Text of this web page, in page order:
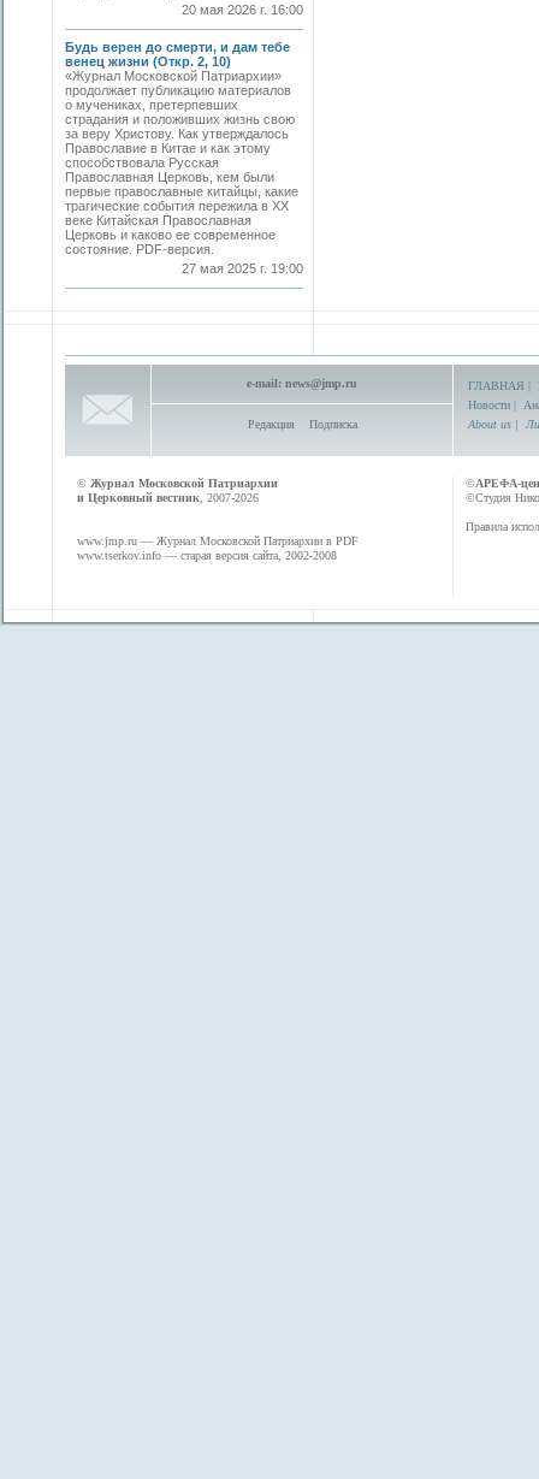
20 мая 2026 г. 16:00
Будь верен до смерти, и дам тебе
венец жизни (Откр. 2, 10)
«Журнал Московской Патриархии»
продолжает публикацию материалов
о мучениках, претерпевших
страдания и положивших жизнь свою
за веру Христову. Как утверждалось
Православие в Китае и как этому
способствовала Русская
Православная Церковь, кем были
первые православные китайцы, какие
трагические события пережила в XX
веке Китайская Православная
Церковь и каково ее современное
состояние. PDF-версия.
27 мая 2025 г. 19:00
e-mail: news@jmp.ru
Редакция Подписка
ГЛАВНАЯ |
Новости |
About us |
© Журнал Московской Патриархии
и Церковный вестник , 2007-2026
www.jmp.ru — Журнал Московской Патриархии в PDF
www.tserkov.info — старая версия сайта, 2002-2008
©АРЕФА-
©Студия
Правила